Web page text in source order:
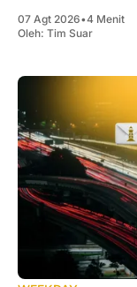
07 Agt 2026•4 Menit
Oleh: Tim Suar